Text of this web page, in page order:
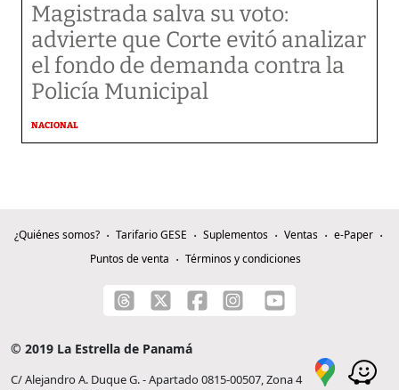
Magistrada salva su voto:
advierte que Corte evitó analizar
el fondo de demanda contra la
Policía Municipal
NACIONAL
¿Quiénes somos? Tarifario GESE Suplementos Ventas
e-Paper
Puntos de venta
Términos y condiciones
© 2019 La Estrella de Panamá
C/ Alejandro A. Duque G. - Apartado 0815-00507, Zona 4